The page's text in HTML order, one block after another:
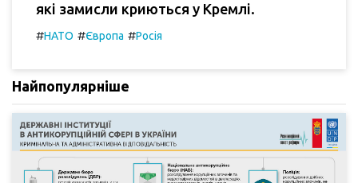
які замисли криються у Кремлі.
#НАТО #Європа #Росія
Найпопулярніше